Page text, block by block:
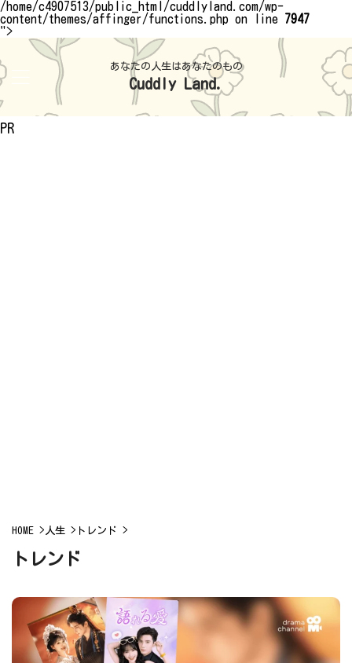
/home/c4907513/public_html/cuddlyland.com/wp-
content/themes/affinger/functions.php on line 7947
">
あなたの人生はあなたのもの
Cuddly Land.
PR
HOME > 人生 > トレンド >
トレンド